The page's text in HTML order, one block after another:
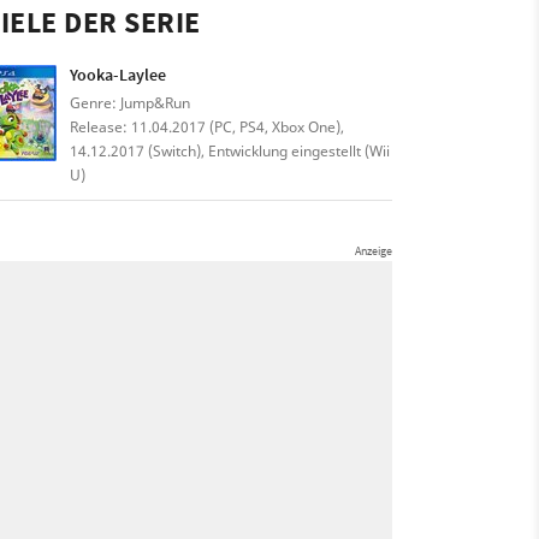
DER SERIE
Yooka-Laylee
Genre: Jump&Run
Release: 11.04.2017 (PC, PS4, Xbox One),
14.12.2017 (Switch), Entwicklung eingestellt (Wii
U)